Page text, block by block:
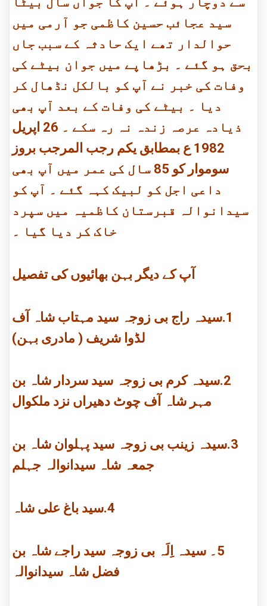
سید عجائب حسین کاظمی جو آرمی میں
حوالدار تھے ایک حادثہ کے سبب جاں
بحق ہو گئے ۔ بڑھاپے میں جوان بیٹے کی
وفات کی خبر نے آپ کو بالکل نڈھال کر
دیا ۔ بیٹے کی وفات کے بعد آپ بھی
ذیادہ عرصہ زندہ نہ رہ سکے ۔ 26 اپریل
1982 ع بمطابق یکم رجب المرجب بروز
سوموار کو 85 سال کی عمر میں آپ بھی
داعی اجل کو لبیک کہہ گئے ۔ آپ کو
سیدانوالہ قبرستان کاظمیہ میں سپرد
خاک کر دیا گیا ۔
آپ کے دیگر بہن بھائیوں کی تفصیل
1.سیدہ راج بی زوجہ سید مہتاب شاہ آف
لڈوا شریف ( مادری بہن)
2.سیدہ کرم بی زوجہ سید سردار شاہ بن
مہر شاہ آف چوٹ دھیراں نزد ملکوال
3.سیدہ زینب بی زوجہ سید پہلوان شاہ بن
جمعہ شاہ سیدانوالہ جہلم
4.سید باغ علی شاہ
5۔ سیدہ اِلَہ بی زوجہ سید راجے شاہ بن
فضل شاہ سیدانوالہ